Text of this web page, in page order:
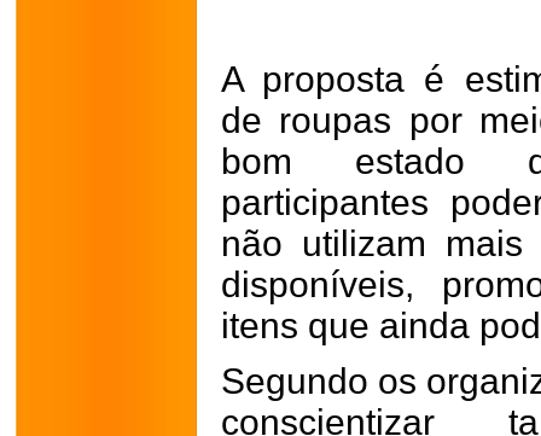
A proposta é
de roupas por
bom estado
participantes
não utilizam
disponíveis,
itens que ainda
Segundo os
conscientizar